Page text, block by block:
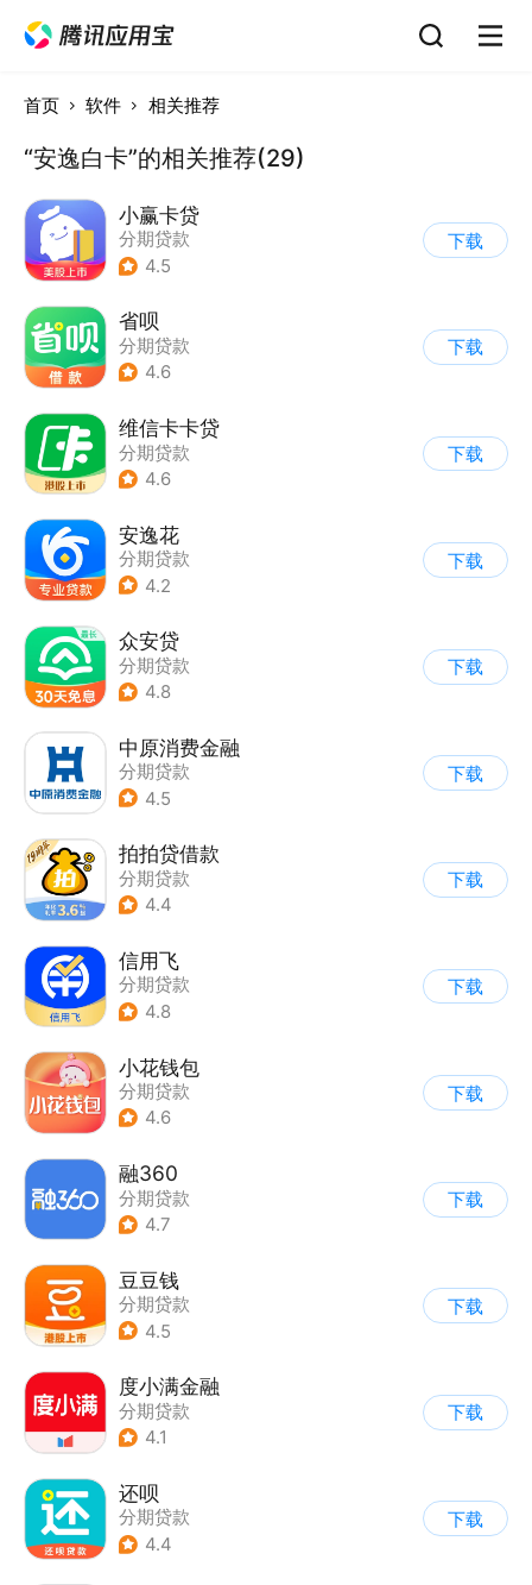
首页 软件 相关推荐
“安逸白卡”的相关推荐(29)
小赢卡贷
分期贷款
4.5
下载
省呗
分期贷款
4.6
下载
维信卡卡贷
分期贷款
4.6
下载
安逸花
分期贷款
4.2
下载
众安贷
分期贷款
4.8
下载
中原消费金融
分期贷款
4.5
下载
拍拍贷借款
分期贷款
4.4
下载
信用飞
分期贷款
4.8
下载
小花钱包
分期贷款
4.6
下载
融360
分期贷款
4.7
下载
豆豆钱
分期贷款
4.5
下载
度小满金融
分期贷款
4.1
下载
还呗
分期贷款
4.4
下载